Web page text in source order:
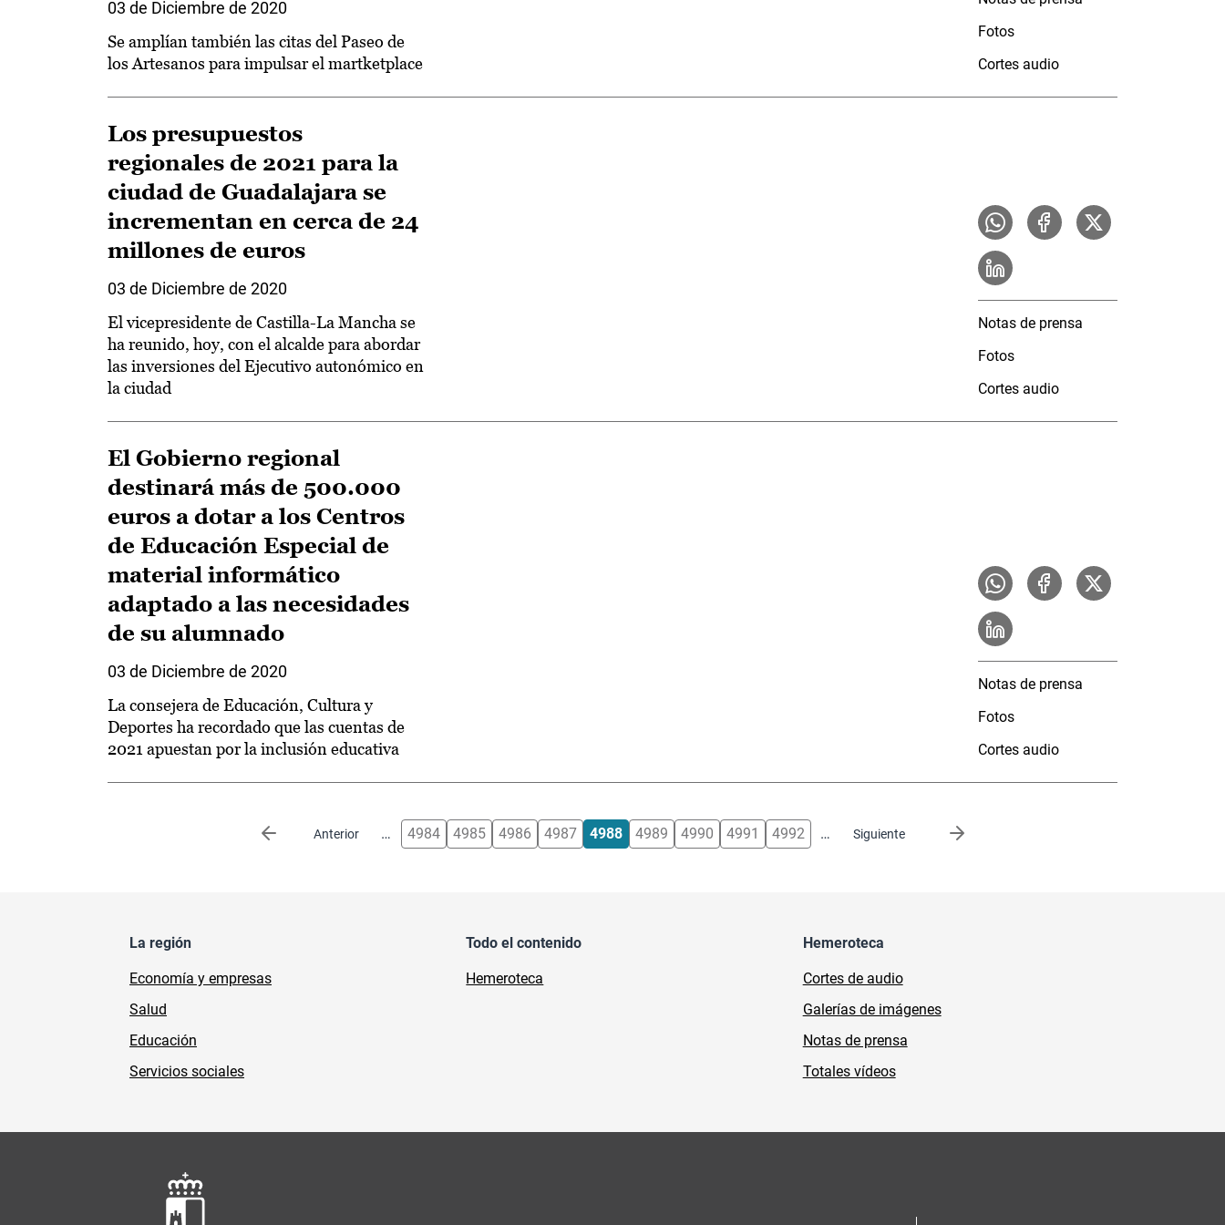
03 de Diciembre de 2020
Se amplían también las citas del Paseo de
los Artesanos para impulsar el martketplace
Fotos
Cortes audio
Los presupuestos
regionales de 2021 para la
ciudad de Guadalajara se
incrementan en cerca de 24
millones de euros
03 de Diciembre de 2020
El vicepresidente de Castilla-La Mancha se
ha reunido, hoy, con el alcalde para abordar
las inversiones del Ejecutivo autonómico en
la ciudad
Notas de prensa
Fotos
Cortes audio
El Gobierno regional
destinará más de 500.000
euros a dotar a los Centros
de Educación Especial de
material informático
adaptado a las necesidades
de su alumnado
03 de Diciembre de 2020
La consejera de Educación, Cultura y
Deportes ha recordado que las cuentas de
2021 apuestan por la inclusión educativa
Notas de prensa
Fotos
Cortes audio
Anterior
Página anterior … 4984 4985 4986 4987 4988 4989 4990 4991 4992 … Siguiente
Siguiente página
La región
Economía y empresas
Salud
Educación
Servicios sociales
Todo el contenido
Hemeroteca
Hemeroteca
Cortes de audio
Galerías de imágenes
Notas de prensa
Totales vídeos